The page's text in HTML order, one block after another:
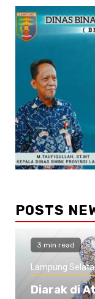
POSTS
3 min read
Lampung
Diarak di